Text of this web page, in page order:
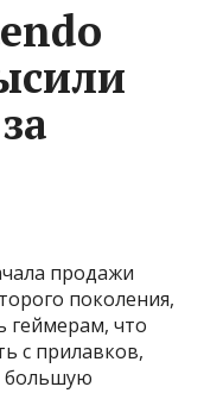
продажи
поколения,
геймерам, что
с прилавков,
большую